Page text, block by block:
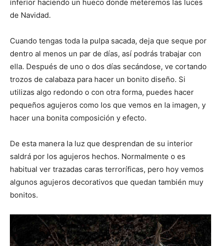
inferior haciendo un hueco donde meteremos las luces
de Navidad.
Cuando tengas toda la pulpa sacada, deja que seque por
dentro al menos un par de días, así podrás trabajar con
ella. Después de uno o dos días secándose, ve cortando
trozos de calabaza para hacer un bonito diseño. Si
utilizas algo redondo o con otra forma, puedes hacer
pequeños agujeros como los que vemos en la imagen, y
hacer una bonita composición y efecto.
De esta manera la luz que desprendan de su interior
saldrá por los agujeros hechos. Normalmente o es
habitual ver trazadas caras terroríficas, pero hoy vemos
algunos agujeros decorativos que quedan también muy
bonitos.